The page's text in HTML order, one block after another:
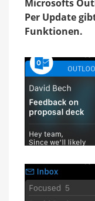
Microsofts
Per Update
Funktionen.